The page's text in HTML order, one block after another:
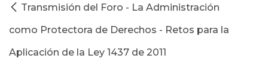
Transmisión del Foro - La Administración
como Protectora de Derechos - Retos para la
Aplicación de la Ley 1437 de 2011